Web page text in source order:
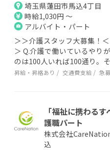
埼玉県蓮田市馬込4丁目
時給1,030円 ～
アルバイト・パート
＞＞介護スタッフ大募集！
＞ Q.介護で働いているやり
のは100人いれば100通り。
昇給・昇格あり 交通費支給 急募
「福祉に携わる
護職パート
株式会社
込